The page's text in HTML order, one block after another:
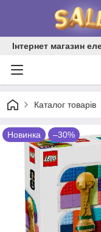
Інтернет магазин
Каталог товарів
Новинка –30%